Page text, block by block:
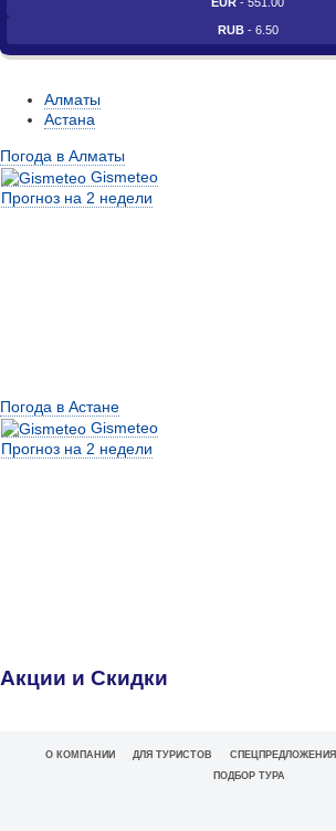
RUB- 6.50
Алматы
Астана
Погода в Алматы
Gismeteo
Прогноз на 2 недели
Погода в Астане
Gismeteo
Прогноз на 2 недели
Акции и Скидки
О КОМПАНИИ ДЛЯ ТУРИСТОВ СПЕЦПРЕДЛОЖЕНИЯ
ПОДБОР ТУРА